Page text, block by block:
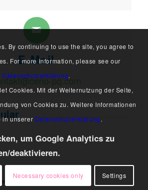
E-Mail
pq.com
Quality GmbH
By continuing to use the site, you agree to
For more information, please see our
Datenschutzerklärung.
Cookies. Mit der Weiternutzung der Seite,
von Cookies zu. Weitere Informationen
in unserer Datenschutzerklärung.
um Google Analytics zu
deaktivieren.
Necessary cookies only Settings